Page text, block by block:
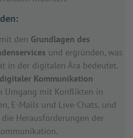
den Grundlagen des
und ergründen, was
in der digitalen Ära bedeutet.
digitaler Kommunikation
Umgang mit Konflikten in
E-Mails und Live-Chats, und
Herausforderungen der